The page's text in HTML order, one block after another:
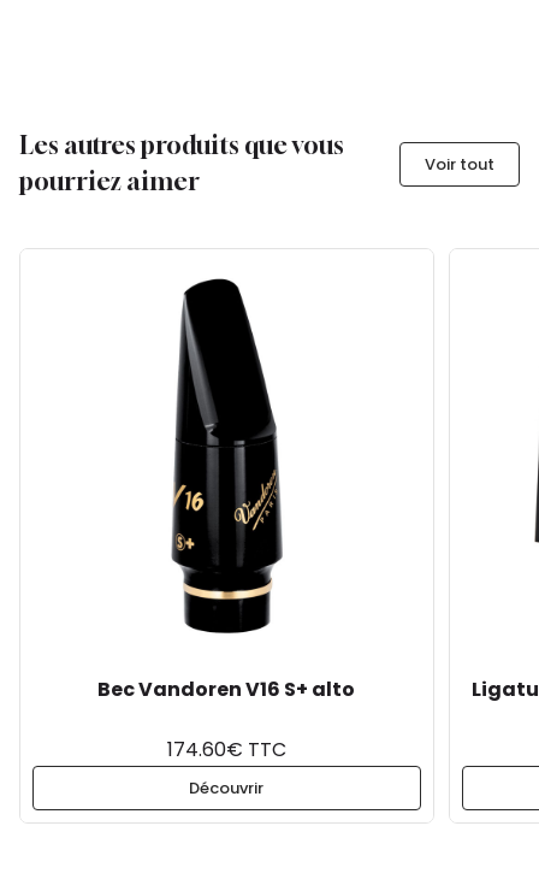
Les autres produits que vous
pourriez aimer
Voir tout
Bec Vandoren V16 S+ alto
174.60€ TTC
Découvrir